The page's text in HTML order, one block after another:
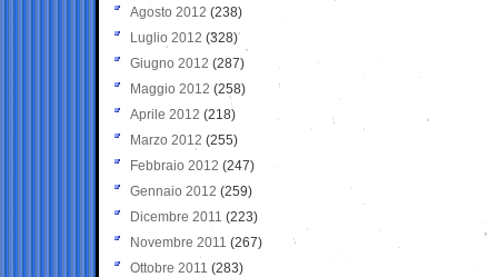
Agosto 2012 (238)
Luglio 2012 (328)
Giugno 2012 (287)
Maggio 2012 (258)
Aprile 2012 (218)
Marzo 2012 (255)
Febbraio 2012 (247)
Gennaio 2012 (259)
Dicembre 2011 (223)
Novembre 2011 (267)
Ottobre 2011 (283)